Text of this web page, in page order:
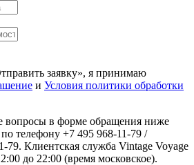
заявку», я принимаю
и Условия политики обработки
вопросы в форме обращения ниже
телефону +7 495 968-11-79 /
79. Клиентская служба Vintage Voyage
до 22:00 (время московское).